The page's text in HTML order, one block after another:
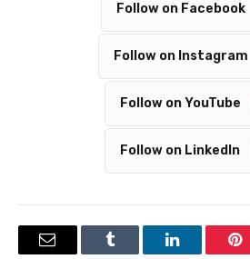
Follow on Facebook
Follow on Instagram
Follow on YouTube
Follow on LinkedIn
Pinterest
LinkedIn
Tumblr
Email